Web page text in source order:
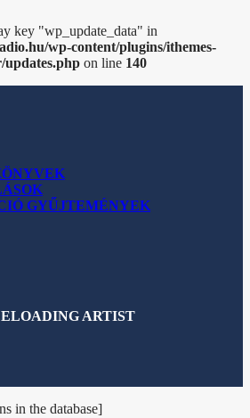
key "wp_update_data" in
wp-content/plugins/ithemes-
on line 140
GYŰJTEMÉNYEK
LOADING ARTIST
in the database]